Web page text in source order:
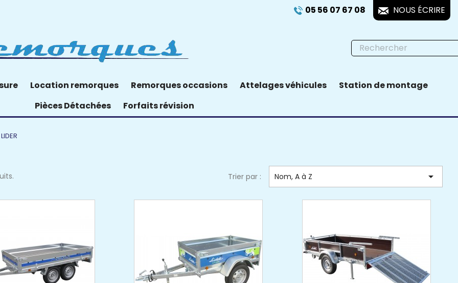
05 56 07 67 08 NOUS ÉCRIRE
Location remorques Remorques occasions Attelages véhicules
Station de montage
Pièces Détachées
Forfaits révision
LIDER
Trier par : Nom, A à Z 